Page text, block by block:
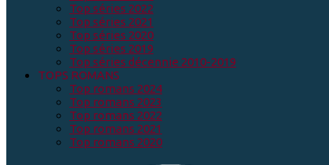
Top séries 2022
Top séries 2021
Top séries 2020
Top séries 2019
Top séries décennie 2010-2019
TOPS ROMANS
Top romans 2024
Top romans 2023
Top romans 2022
Top romans 2021
Top romans 2020